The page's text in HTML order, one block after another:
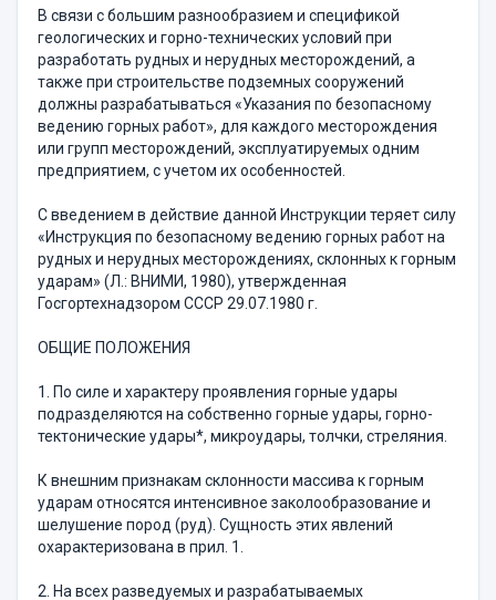
В связи с большим разнообразием и спецификой
геологических и горно-технических условий при
разработать рудных и нерудных месторождений, а
также при строительстве подземных сооружений
должны разрабатываться «Указания по безопасному
ведению горных работ», для каждого месторождения
или групп месторождений, эксплуатируемых одним
предприятием, с учетом их особенностей.
С введением в действие данной Инструкции теряет силу
«Инструкция по безопасному ведению горных работ на
рудных и нерудных месторождениях, склонных к горным
ударам» (Л.: ВНИМИ, 1980), утвержденная
Госгортехнадзором СССР 29.07.1980 г.
ОБЩИЕ ПОЛОЖЕНИЯ
1. По силе и характеру проявления горные удары
подразделяются на собственно горные удары, горно-
тектонические удары*, микроудары, толчки, стреляния.
К внешним признакам склонности массива к горным
ударам относятся интенсивное заколообразование и
шелушение пород (руд). Сущность этих явлений
охарактеризована в прил. 1.
2. На всех разведуемых и разрабатываемых